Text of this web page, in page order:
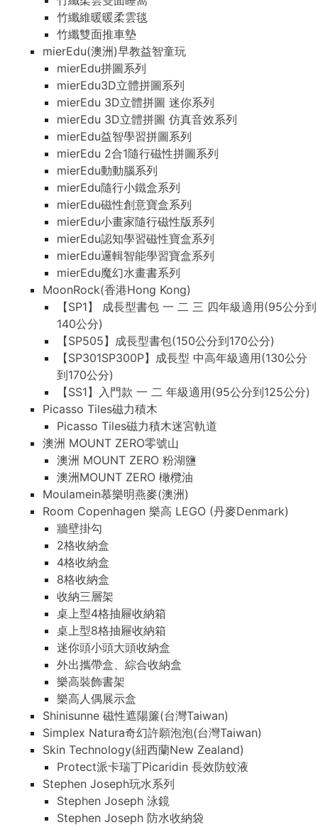
竹纖維暖暖柔雲毯
竹纖雙面推車墊
mierEdu(澳洲)早教益智童玩
mierEdu拼圖系列
mierEdu3D立體拼圖系列
mierEdu 3D立體拼圖 迷你系列
mierEdu 3D立體拼圖 仿真音效系列
mierEdu益智學習拼圖系列
mierEdu 2合1隨行磁性拼圖系列
mierEdu動動腦系列
mierEdu隨行小鐵盒系列
mierEdu磁性創意寶盒系列
mierEdu小畫家隨行磁性版系列
mierEdu認知學習磁性寶盒系列
mierEdu邏輯智能學習寶盒系列
mierEdu魔幻水畫書系列
MoonRock(香港Hong Kong)
【SP1】 成長型書包 一 二 三 四年級適用(95公分到
140公分)
【SP505】成長型書包(150公分到170公分)
【SP301SP300P】成長型 中高年級適用(130公分
到170公分)
【SS1】入門款 一 二 年級適用(95公分到125公分)
Picasso Tiles磁力積木
Picasso Tiles磁力積木迷宮軌道
澳洲 MOUNT ZERO零號山
澳洲 MOUNT ZERO 粉湖鹽
澳洲MOUNT ZERO 橄欖油
Moulamein慕樂明燕麥(澳洲)
Room Copenhagen 樂高 LEGO (丹麥Denmark)
牆壁掛勾
2格收納盒
4格收納盒
8格收納盒
收納三層架
桌上型4格抽屜收納箱
桌上型8格抽屜收納箱
迷你頭小頭大頭收納盒
外出攜帶盒、綜合收納盒
樂高裝飾書架
樂高人偶展示盒
Shinisunne 磁性遮陽簾(台灣Taiwan)
Simplex Natura奇幻許願泡泡(台灣Taiwan)
Skin Technology(紐西蘭New Zealand)
Protect派卡瑞丁Picaridin 長效防蚊液
Stephen Joseph玩水系列
Stephen Joseph 泳鏡
Stephen Joseph 防水收納袋